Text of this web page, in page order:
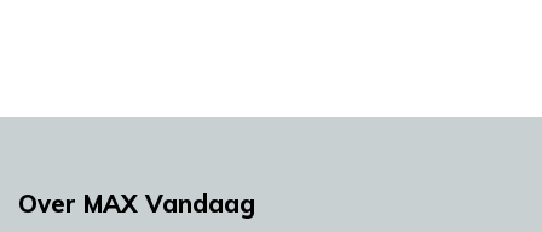
Over MAX Vandaag